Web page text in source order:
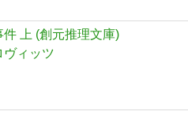
上 (創元推理文庫)
ヴィッツ